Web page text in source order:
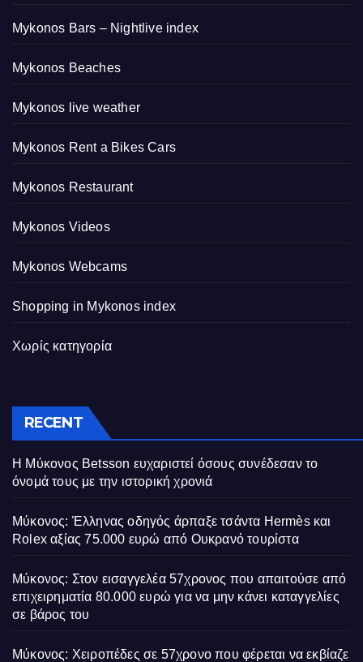
Mykonos Bars – Nightlive index
Mykonos Beaches
Mykonos live weather
Mykonos Rent a Bikes Cars
Mykonos Restaurant
Mykonos Videos
Mykonos Webcams
Shopping in Mykonos index
Χωρίς κατηγορία
RECENT
Η Μύκονος Betsson ευχαριστεί όσους συνέδεσαν το
όνομά τους με την ιστορική χρονιά
Μύκονος: Έλληνας οδηγός άρπαξε τσάντα Hermès και
Rolex αξίας 75.000 ευρώ από Ουκρανό τουρίστα
Μύκονος: Στον εισαγγελέα 57χρονος που απαιτούσε από
επιχειρηματία 80.000 ευρώ για να μην κάνει καταγγελίες
σε βάρος του
Μύκονος: Χειροπέδες σε 57χρονο που φέρεται να εκβίαζε